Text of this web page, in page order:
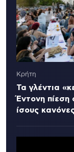
Κρήτη
Τα γλέντια
Έντονη πίεση
ίσους